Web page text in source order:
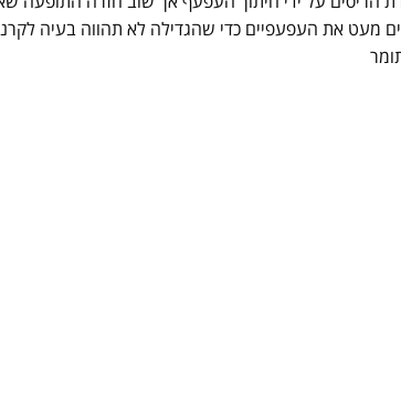
מעט את העפעפיים כדי שהגדילה לא תהווה בעיה